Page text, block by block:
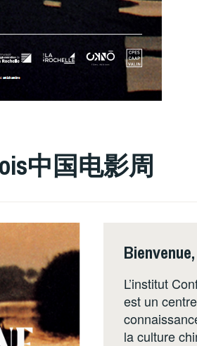
中国电影周
Bienvenue,
L’institut
est un
la culture